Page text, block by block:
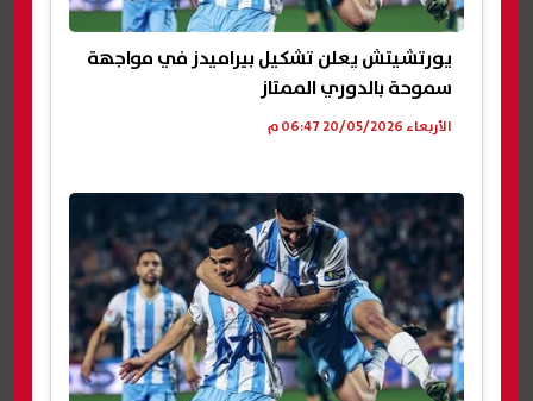
يورتشيتش يعلن تشكيل بيراميدز في مواجهة
سموحة بالدوري الممتاز
الأربعاء 20/05/2026 06:47 م